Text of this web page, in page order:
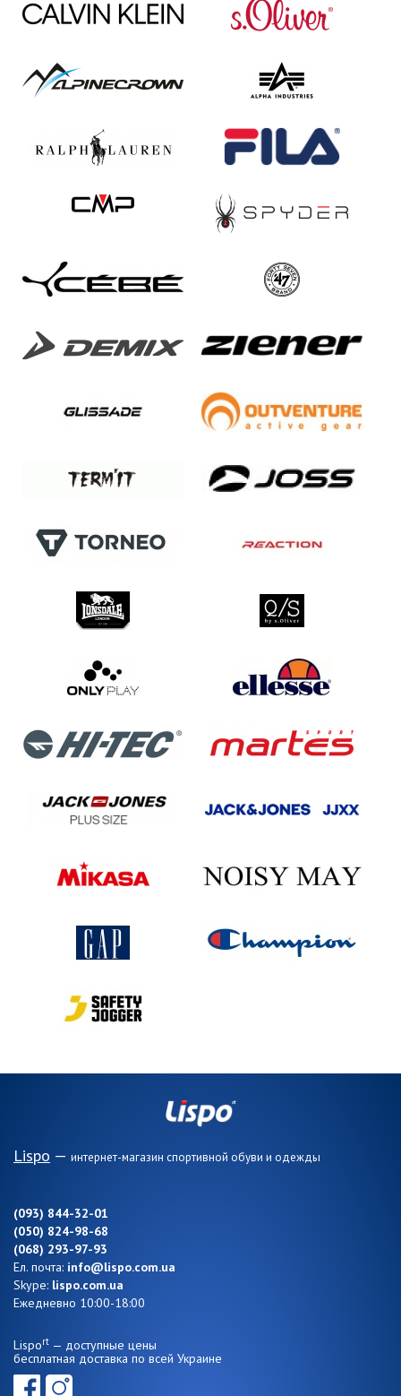
Lispo — интернет-магазин спортивной обуви и одежды
(093) 844-32-01
(050) 824-98-68
(068) 293-97-93
Ел. почта: info@lispo.com.ua
Skype: lispo.com.ua
Ежедневно 10:00-18:00
Lisport — доступные цены
бесплатная доставка по всей Украине